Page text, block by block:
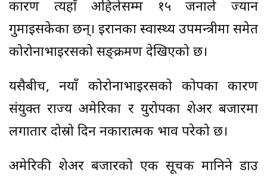
कारण त्यहाँ अहिलेसम्म १५ जनाले ज्यान
गुमाइसकेका छन्। इरानका स्वास्थ्य उपमन्त्रीमा समेत
कोरोनाभाइरसको सङ्क्रमण देखिएको छ।
यसैबीच, नयाँ कोरोनाभाइरसको प्रकोपका कारण
संयुक्त राज्य अमेरिका र युरोपका शेअर बजारमा
लगातार दोस्रो दिन नकारात्मक प्रभाव परेको छ।
अमेरिकी शेअर बजारको एक सूचक मानिने डाउ